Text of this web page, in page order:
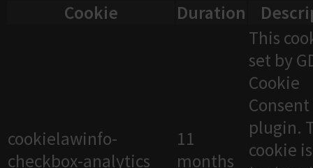
Cookie
Duration
cookielawinfo-
checkbox-analytics
11
months
This
set by
Cookie
Consent
plugin.
cookie